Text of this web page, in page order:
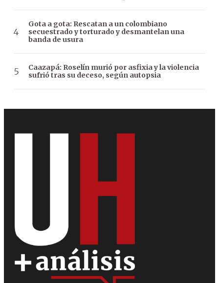
Gota a gota: Rescatan a un colombiano
secuestrado y torturado y desmantelan una
banda de usura
Caazapá: Roselín murió por asfixia y la violencia
sufrió tras su deceso, según autopsia